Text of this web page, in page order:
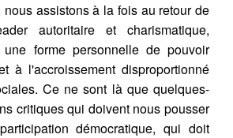
assistons à la fois au retour de
autoritaire et charismatique,
une forme personnelle de pouvoir
à l'accroissement disproportionné
Ce ne sont là que quelques-
critiques qui doivent nous pousser
démocratique, qui doit